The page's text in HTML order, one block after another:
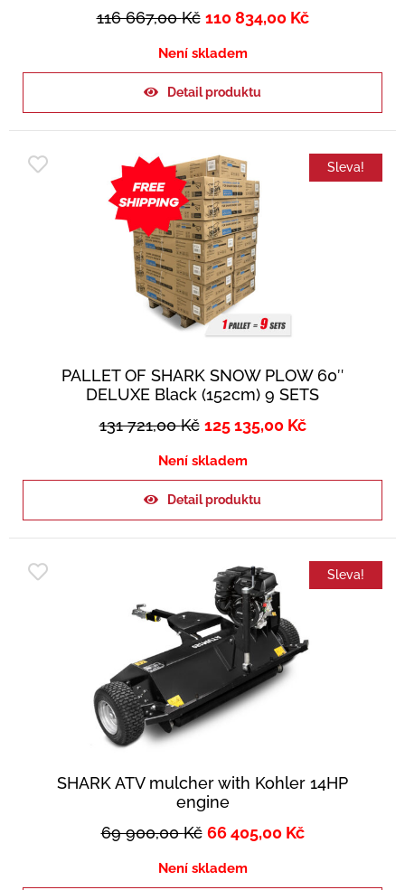
116 667,00Kč 110 834,00 Kč
Není skladem
Detail produktu
Sleva!
PALLET OF SHARK SNOW PLOW 60″
DELUXE Black (152cm) 9 SETS
131 721,00Kč 125 135,00 Kč
Není skladem
Detail produktu
Sleva!
SHARK ATV mulcher with Kohler 14HP
engine
69 900,00Kč 66 405,00 Kč
Není skladem